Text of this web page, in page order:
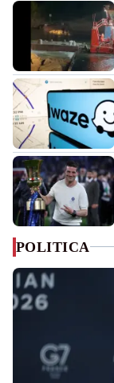
POLITICA